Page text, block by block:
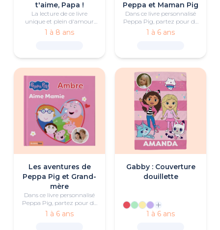
t'aime, Papa !
La lecture de ce livre
unique et plein d'amour
deviendra le rituel favori de
l'enfant et de son père au
1 à 8 ans
Peppa et Maman Pig
Dans ce livre personnalisé
Peppa Pig, partez pour de
joyeuses aventures avec
Peppa et Maman Pig.
moments complices…
chaque activité est
l’occasion de partager rires
et souvenirs inoubliables
avec ceux qu’on aime.
1 à 6 ans
Les aventures de
Peppa Pig et Grand-
mère
Dans ce livre personnalisé
Peppa Pig, partez pour de
joyeuses aventures avec
Peppa, Maman Pig et
1 à 6 ans
Gabby : Couverture
douillette
1 à 6 ans